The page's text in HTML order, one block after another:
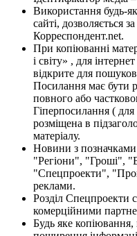
Використання будь-
сайті, дозволяється
Корреспондент.net.
При копіюванні
і світу» , для
відкрите для
Посилання має бути
повного або
Гіперпосилання (
розміщена в
матеріалу.
Новини з
"Регіони", "Гроші",
"Спецпроекти",
реклами.
Розділ Спецпроекти
комерційними
Будь яке копіювання,